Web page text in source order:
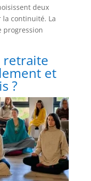
deux
continuité. La
progression
retraite
et
?